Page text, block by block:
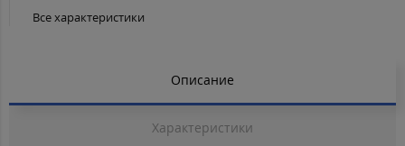
Все характеристики
Описание
Характеристики